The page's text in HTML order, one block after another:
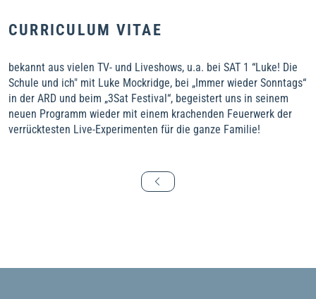
CURRICULUM VITAE
bekannt aus vielen TV- und Liveshows, u.a. bei SAT 1 “Luke! Die
Schule und ich" mit Luke Mockridge, bei „Immer wieder Sonntags“
in der ARD und beim „3Sat Festival“, begeistert uns in seinem
neuen Programm wieder mit einem krachenden Feuerwerk der
verrücktesten Live-Experimenten für die ganze Familie!